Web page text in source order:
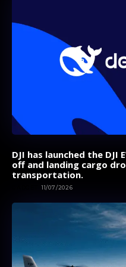
DJI has launched the
off and landing cargo
transportation.
11/07/2026